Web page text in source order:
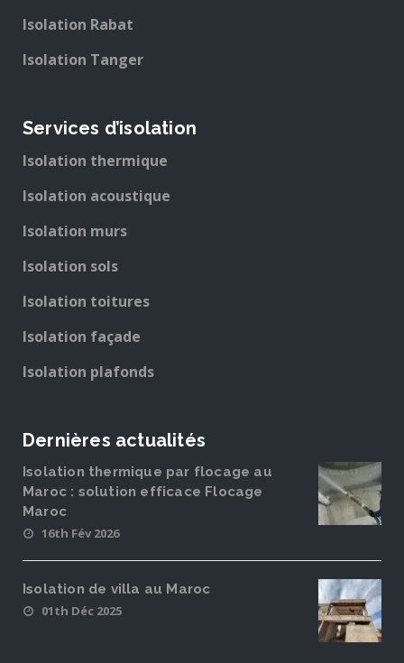
Isolation Rabat
Isolation Tanger
Services d’isolation
Isolation thermique
Isolation acoustique
Isolation murs
Isolation sols
Isolation toitures
Isolation façade
Isolation plafonds
Dernières actualités
Isolation thermique par flocage au
Maroc : solution efficace Flocage
Maroc
16th Fév 2026
Isolation de villa au Maroc
01th Déc 2025